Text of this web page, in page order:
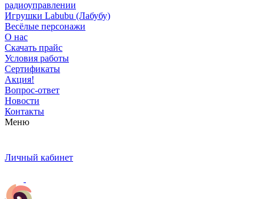
радиоуправлении
Игрушки Labubu (Лабубу)
Весёлые персонажи
О нас
Скачать прайс
Условия работы
Сертификаты
Акция!
Вопрос-ответ
Новости
Контакты
Меню
Личный кабинет